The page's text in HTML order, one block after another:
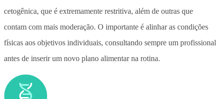
cetogênica, que é extremamente restritiva, além de outras que
contam com mais moderação. O importante é alinhar as condições
físicas aos objetivos individuais, consultando sempre um profissional
antes de inserir um novo plano alimentar na rotina.